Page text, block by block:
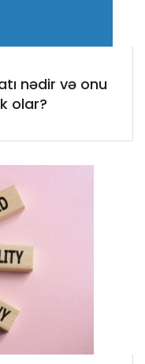
nədir və onu
olar?